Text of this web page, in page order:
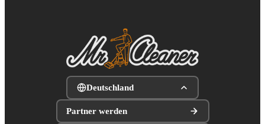
Deutschland
Partner werden